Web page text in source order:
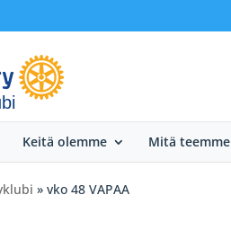
Keitä olemme Mitä teemme
» vko 48 VAPAA